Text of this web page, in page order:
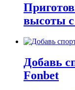
высоты
Добавь
Fonbet